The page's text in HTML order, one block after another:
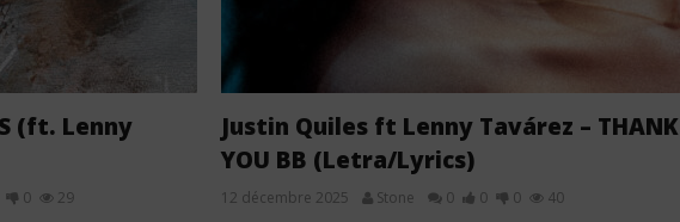
(ft. Lenny
0 29
Justin Quiles ft Lenny Tavárez – THANK
YOU BB (Letra/Lyrics)
12 décembre 2025 Stone 0 0 0 40